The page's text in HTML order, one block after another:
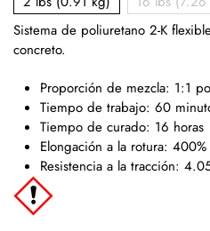
Sistema de poliuretano 2-K
concreto.
Proporción de mezcla: 1:1
Tiempo de trabajo: 60
Tiempo de curado: 16 horas
Elongación a la rotura: 400%
Resistencia a la tracción: